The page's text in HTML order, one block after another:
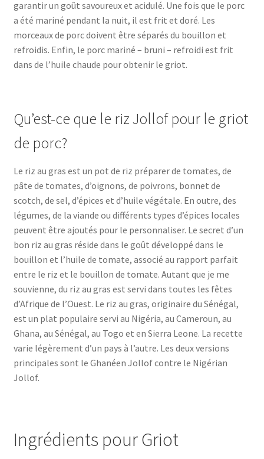
garantir un goût savoureux et acidulé. Une fois que le porc
a été mariné pendant la nuit, il est frit et doré. Les
morceaux de porc doivent être séparés du bouillon et
refroidis. Enfin, le porc mariné – bruni – refroidi est frit
dans de l’huile chaude pour obtenir le griot.
Qu’est-ce que le riz Jollof pour le griot
de porc?
Le riz au gras est un pot de riz préparer de tomates, de
pâte de tomates, d’oignons, de poivrons, bonnet de
scotch, de sel, d’épices et d’huile végétale. En outre, des
légumes, de la viande ou différents types d’épices locales
peuvent être ajoutés pour le personnaliser. Le secret d’un
bon riz au gras réside dans le goût développé dans le
bouillon et l’huile de tomate, associé au rapport parfait
entre le riz et le bouillon de tomate. Autant que je me
souvienne, du riz au gras est servi dans toutes les fêtes
d’Afrique de l’Ouest. Le riz au gras, originaire du Sénégal,
est un plat populaire servi au Nigéria, au Cameroun, au
Ghana, au Sénégal, au Togo et en Sierra Leone. La recette
varie légèrement d’un pays à l’autre. Les deux versions
principales sont le Ghanéen Jollof contre le Nigérian
Jollof.
Ingrédients pour Griot